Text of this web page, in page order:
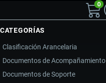
0
CATEGORÍAS
Clasificación Arancelaria
Documentos de Acompañamiento
Documentos de Soporte